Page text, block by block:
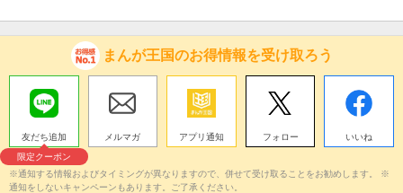
まんが王国のお得情報を受け取ろう
友だち追加
限定クーポン
メルマガ アプリ通知 フォロー いいね
※通知する情報およびタイミングが異なりますので、併せて受け取ることをお勧めします。 ※
通知をしないキャンペーンもあります。ご了承ください。